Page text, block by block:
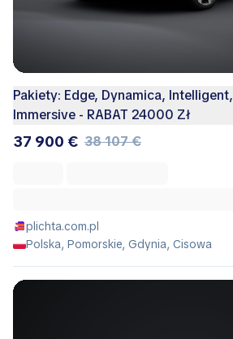
Pakiety: Edge, Dynamica, Intelligent,
Immersive - RABAT 24000 Zł
37 900 € 38 107 €
plichta.com.pl
Polska, Pomorskie, Gdynia, Cisowa